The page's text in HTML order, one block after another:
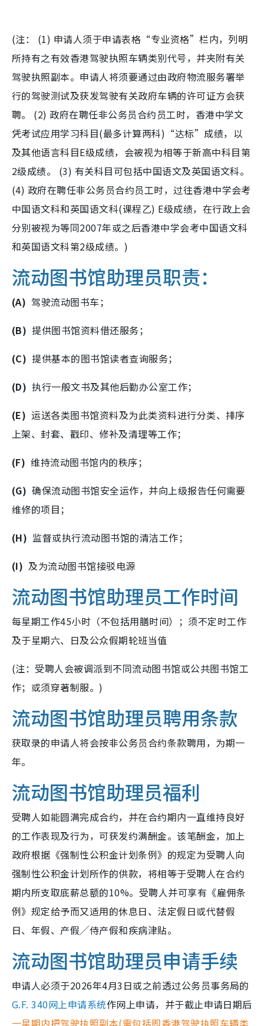
(注： (1) 申请人须于申请表格“专业资格”栏内，列明
所持有之有效香港驾驶执照车辆类别代号，并夹附有关
驾驶执照副本。申请人将须要通过由政府物流服务署举
行的驾驶测试及获发驾驶有关政府车辆的许可证方会获
聘。 (2) 政府在聘任非公务员合约员工时，香港中学文
凭考试应用学习科目(最多计算两科)“达标”成绩，以
及其他语言科目E级成绩，会被视为相等于新高中科目第
2级成绩。 (3) 有关科目可包括中国语文及英国语文科。
(4) 政府在聘任非公务员合约员工时，过往香港中学会考
中国语文科和英国语文科(课程乙) E级成绩，在行政上会
分别被视为等同2007年或之后香港中学会考中国语文科
和英国语文科第2级成绩。)
流动图书馆助理员职责：
(A)驾驶流动图书车；
(B)提供图书馆资料借还服务；
(C)提供基本的图书馆读者查询服务；
(D)执行一般文书及其他后勤办公室工作；
(E)运送各类图书馆资料及为此类资料进行分类、排序
上架、封套、戳印、修补及清理等工作；
(F)维持流动图书馆内的秩序；
(G)确保流动图书馆安全运作，并向上级报告任何需要
维修的项目；
(H)监督或执行流动图书馆的清洁工作；
(I)及为流动图书馆接驳电源
流动图书馆助理员工作时间
每星期工作45小时（不包括用膳时间）；须不定时工作
及于星期六、日及公众假期轮班当值
(注：受聘人会被调派到不同流动图书馆或公共图书馆工
作；或须穿著制服。)
流动图书馆助理员聘用条款
获取录的申请人将会按非公务员合约条款聘用，为期一
年。
流动图书馆助理员福利
受聘人如能圆满完成合约，并在合约期内一直维持良好
的工作表现及行为，可获发约满酬金。该笔酬金，加上
政府根据《强制性公积金计划条例》的规定为受聘人向
强制性公积金计划所作的供款，将相等于受聘人在合约
期内所支取底薪总额的10%。受聘人并可享有《雇佣条
例》规定给予而又适用的休息日、法定假日或代替假
日、年假、产假╱侍产假和疾病津贴。
流动图书馆助理员申请手续
申请人必须于2026年4月3日或之前透过公务员事务局的
G.F. 340网上申请系统作网上申请，并于截止申请日期后